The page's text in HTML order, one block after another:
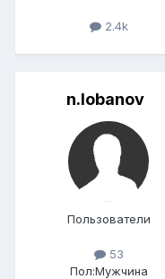
2.4k
n.lobanov
Пользователи
53
Пол:Мужчина